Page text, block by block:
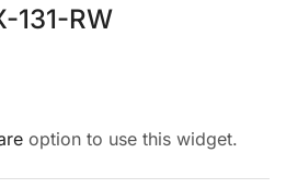
131-RW
option to use this widget.